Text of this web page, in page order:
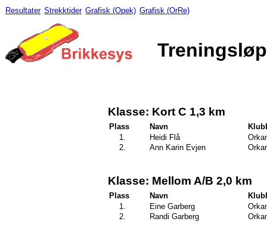
Resultater Strekktider Grafisk (Opek) Grafisk (OrRe)
Klasse: Kort C 1,3 km
Plass Navn
1.
Heidi Flå
2.
Ann Karin Evjen
Klasse: Mellom A/B 2,0 km
Plass Navn
1.
Eine Garberg
2.
Randi Garberg